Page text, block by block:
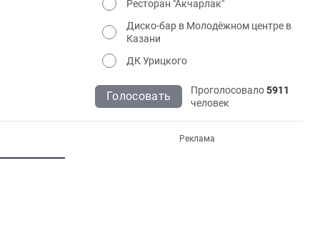
Ресторан "Акчарлак"
Диско-бар в Молодёжном центре в
Казани
ДК Урицкого
Голосовать Проголосовало5911
человек
Реклама